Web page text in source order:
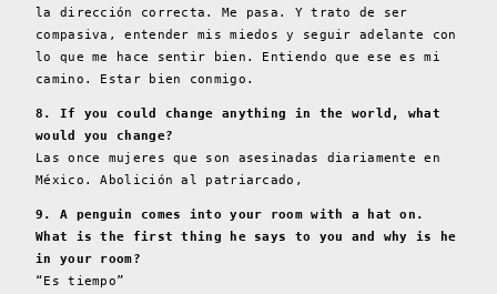
la dirección correcta. Me pasa. Y trato de ser
compasiva, entender mis miedos y seguir adelante con
lo que me hace sentir bien. Entiendo que ese es mi
camino. Estar bien conmigo.
8. If you could change anything in the world, what
would you change?
Las once mujeres que son asesinadas diariamente en
México. Abolición al patriarcado,
9. A penguin comes into your room with a hat on.
What is the first thing he says to you and why is he
in your room?
“Es tiempo”